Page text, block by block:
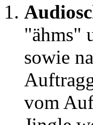
"ähms"
sowie
vom